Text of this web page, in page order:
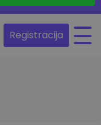
Registracija